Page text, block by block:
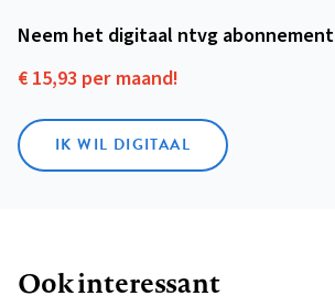
Neem het digitaal ntvg abonnement
€ 15,93 per maand!
IK WIL DIGITAAL
Ook interessant